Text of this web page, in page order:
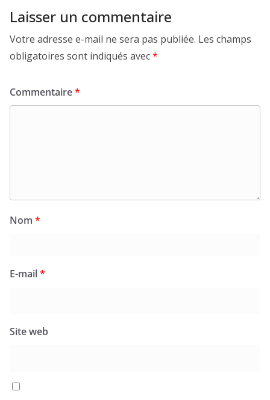
Laisser un commentaire
Votre adresse e-mail ne sera pas publiée. Les champs
obligatoires sont indiqués avec*
Commentaire*
Nom *
E-mail*
Site web